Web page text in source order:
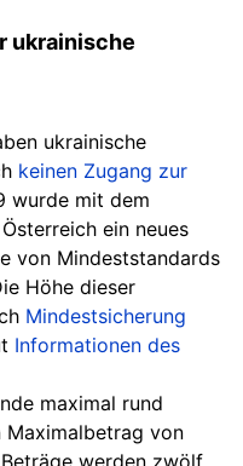
ukrainische
ukrainische
keinen Zugang zur
wurde mit dem
ein neues
von Mindeststandards
Höhe dieser
Mindestsicherung
Informationen des
maximal rund
Maximalbetrag von
werden zwölf